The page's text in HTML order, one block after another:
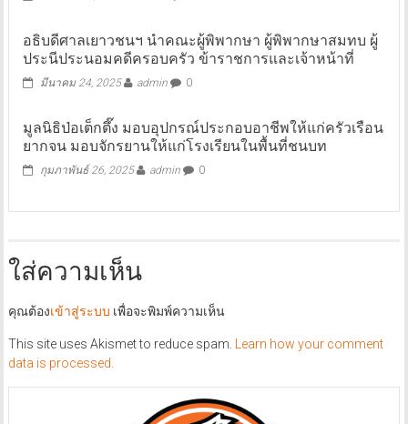
อธิบดีศาลเยาวชนฯ นำคณะผู้พิพากษา ผู้พิพากษาสมทบ ผู้
ประนีประนอมคดีครอบครัว ข้าราชการและเจ้าหน้าที่
มีนาคม 24, 2025 admin 0
มูลนิธิป่อเต็กตึ๊ง มอบอุปกรณ์ประกอบอาชีพให้แก่ครัวเรือน
ยากจน มอบจักรยานให้แก่โรงเรียนในพื้นที่ชนบท
กุมภาพันธ์ 26, 2025 admin 0
ใส่ความเห็น
คุณต้องเข้าสู่ระบบ เพื่อจะพิมพ์ความเห็น
This site uses Akismet to reduce spam.
Learn how your comment
data is processed.